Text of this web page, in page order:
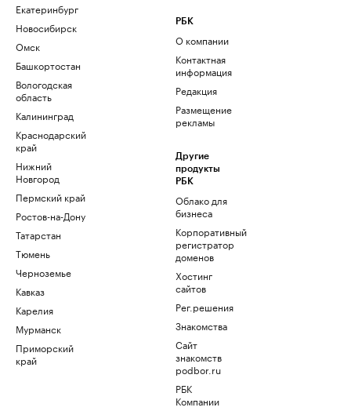
Екатеринбург
Новосибирск
Омск
Башкортостан
Вологодская
область
Калининград
Краснодарский
край
Нижний
Новгород
Пермский край
Ростов-на-Дону
Татарстан
Тюмень
Черноземье
Кавказ
Карелия
Мурманск
Приморский
край
РБК
О компании
Контактная
информация
Редакция
Размещение
рекламы
Другие
продукты
РБК
Облако для
бизнеса
Корпоративный
регистратор
доменов
Хостинг
сайтов
Рег.решения
Знакомства
Сайт
знакомств
podbor.ru
РБК
Компании